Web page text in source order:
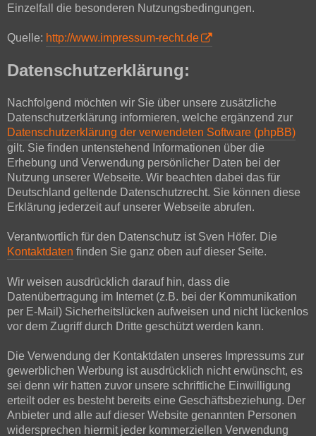
Einzelfall die besonderen Nutzungsbedingungen.
Quelle: http://www.impressum-recht.de
Datenschutzerklärung:
Nachfolgend möchten wir Sie über unsere zusätzliche
Datenschutzerklärung informieren, welche ergänzend zur
Datenschutzerklärung der verwendeten Software (phpBB)
gilt. Sie finden untenstehend Informationen über die
Erhebung und Verwendung persönlicher Daten bei der
Nutzung unserer Webseite. Wir beachten dabei das für
Deutschland geltende Datenschutzrecht. Sie können diese
Erklärung jederzeit auf unserer Webseite abrufen.
Verantwortlich für den Datenschutz ist Sven Höfer. Die
Kontaktdaten finden Sie ganz oben auf dieser Seite.
Wir weisen ausdrücklich darauf hin, dass die
Datenübertragung im Internet (z.B. bei der Kommunikation
per E-Mail) Sicherheitslücken aufweisen und nicht lückenlos
vor dem Zugriff durch Dritte geschützt werden kann.
Die Verwendung der Kontaktdaten unseres Impressums zur
gewerblichen Werbung ist ausdrücklich nicht erwünscht, es
sei denn wir hatten zuvor unsere schriftliche Einwilligung
erteilt oder es besteht bereits eine Geschäftsbeziehung. Der
Anbieter und alle auf dieser Website genannten Personen
widersprechen hiermit jeder kommerziellen Verwendung